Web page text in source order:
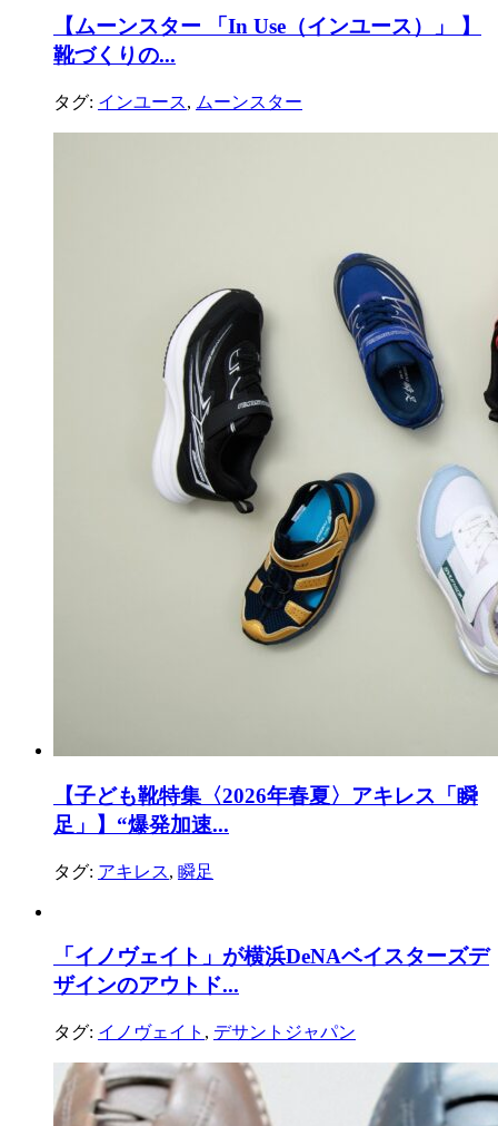
【ムーンスター 「In Use（インユース）」 】
靴づくりの...
タグ: インユース, ムーンスター
【子ども靴特集〈2026年春夏〉アキレス「瞬
足」】“爆発加速...
タグ: アキレス, 瞬足
「イノヴェイト」が横浜DeNAベイスターズデ
ザインのアウトド...
タグ: イノヴェイト , デサントジャパン